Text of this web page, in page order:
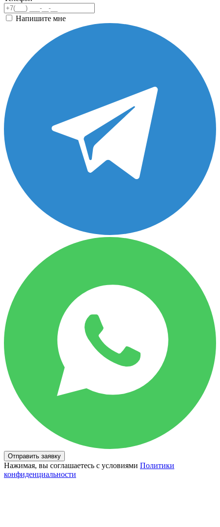
Напишите мне
Отправить заявку
Нажимая, вы соглашаетесь с условиями Политики
конфиденциальности